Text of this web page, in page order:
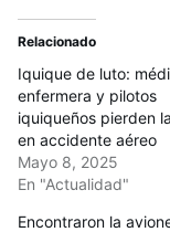
Relacionado
Iquique de luto:
enfermera y pilotos
iquiqueños pierden
en accidente aéreo
Mayo 8, 2025
En "Actualidad"
Encontraron la